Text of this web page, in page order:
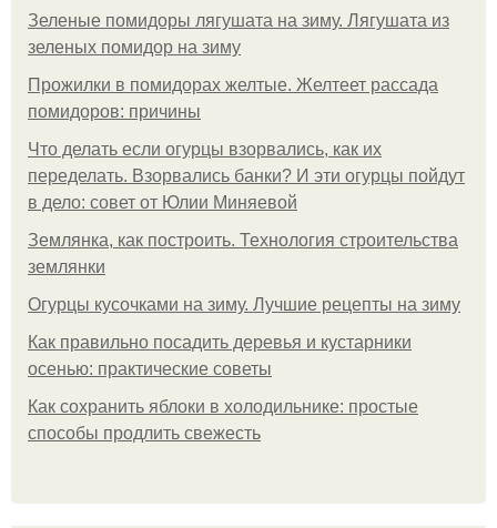
Зеленые помидоры лягушата на зиму. Лягушата из
зеленых помидор на зиму
Прожилки в помидорах желтые. Желтеет рассада
помидоров: причины
Что делать если огурцы взорвались, как их
переделать. Взорвались банки? И эти огурцы пойдут
в дело: совет от Юлии Миняевой
Землянка, как построить. Технология строительства
землянки
Огурцы кусочками на зиму. Лучшие рецепты на зиму
Как правильно посадить деревья и кустарники
осенью: практические советы
Как сохранить яблоки в холодильнике: простые
способы продлить свежесть